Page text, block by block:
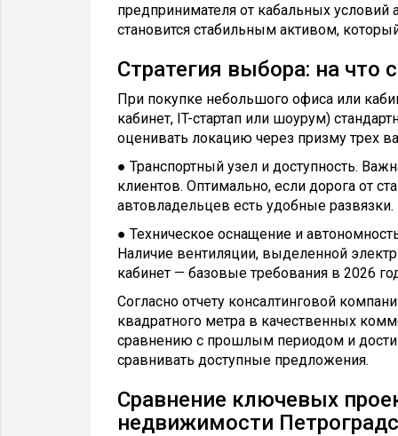
предпринимателя от кабальных
становится стабильным активом,
Стратегия выбора: на что
При покупке небольшого офиса или
кабинет, IT-стартап или шоурум)
оценивать локацию через призму трех
● Транспортный узел и доступность.
клиентов. Оптимально, если дорога от
автовладельцев есть удобные развязки.
● Техническое оснащение и
Наличие вентиляции, выделенной
кабинет — базовые требования в 2026
Согласно отчету консалтинговой
квадратного метра в качественных
сравнению с прошлым периодом и
сравнивать доступные предложения.
Сравнение ключевых
недвижимости